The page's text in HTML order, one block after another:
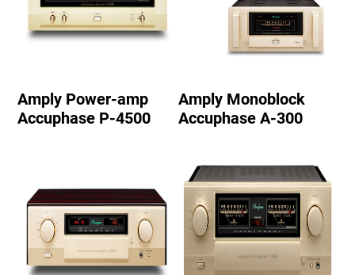
Amply Power-amp
Accuphase P-4500
Amply Monoblock
Accuphase A-300